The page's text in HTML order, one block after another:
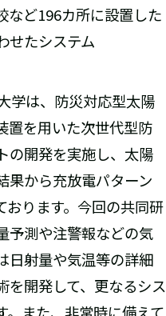
など196カ所に設置した
せたシステム
学は、防災対応型太陽
置を用いた次世代型防
の開発を実施し、太陽
果から充放電パターン
おります。今回の共同研
予測や注警報などの気
日射量や気温等の詳細
を開発して、更なるシス